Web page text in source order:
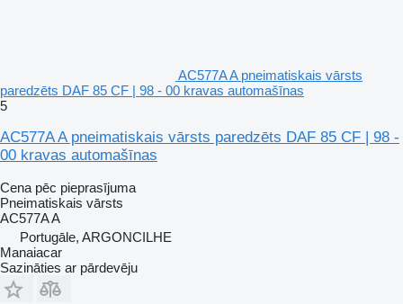
AC577A A pneimatiskais vārsts
paredzēts DAF 85 CF | 98 - 00 kravas automašīnas
5
AC577A A pneimatiskais vārsts paredzēts DAF 85 CF | 98 -
00 kravas automašīnas
Cena pēc pieprasījuma
Pneimatiskais vārsts
AC577A A
Portugāle, ARGONCILHE
Manaiacar
Sazināties ar pārdevēju